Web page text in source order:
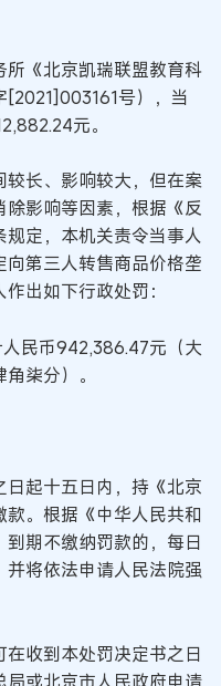
《北京凯瑞联盟教育科
[2021]003161号），当
元。
长、影响较大，但在案
影响等因素，根据《反
定，本机关责令当事人
第三人转售商品价格垄
出如下行政处罚：
民币942,386.47元（大
角柒分）。
起十五日内，持《北京
。根据《中华人民共和
期不缴纳罚款的，每日
将依法申请人民法院强
收到本处罚决定书之日